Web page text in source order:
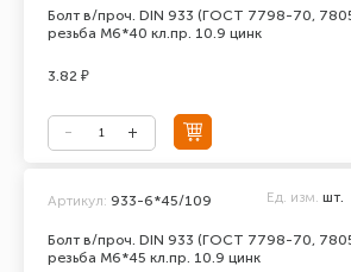
Болт в/проч. DIN 933 (ГОСТ 7798-70,
резьба М6*40 кл.пр. 10.9 цинк
3.82 ₽
Болт в/проч. DIN 933 (ГОСТ 7798-70,
резьба М6*45 кл.пр. 10.9 цинк
Артикул: 933-6*45/109 Ед. изм. шт.